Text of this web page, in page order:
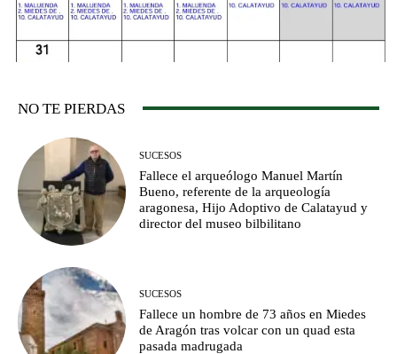
NO TE PIERDAS
SUCESOS
Fallece el arqueólogo Manuel Martín
Bueno, referente de la arqueología
aragonesa, Hijo Adoptivo de Calatayud y
director del museo bilbilitano
SUCESOS
Fallece un hombre de 73 años en Miedes
de Aragón tras volcar con un quad esta
pasada madrugada